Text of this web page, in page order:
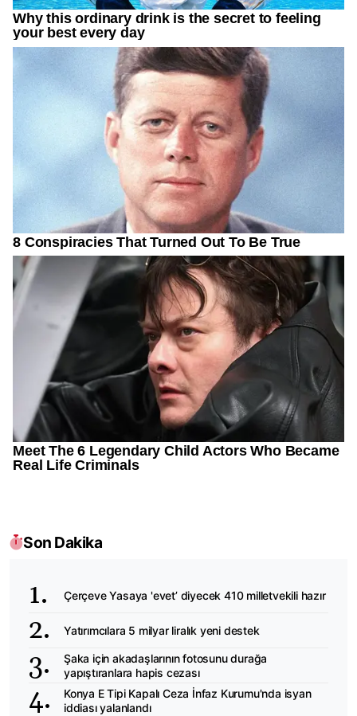
Son Dakika
Çerçeve Yasaya 'evet’ diyecek 410 milletvekili hazır
Yatırımcılara 5 milyar liralık yeni destek
Şaka için akadaşlarının fotosunu durağa
yapıştıranlara hapis cezası
Konya E Tipi Kapalı Ceza İnfaz Kurumu'nda isyan
iddiası yalanlandı